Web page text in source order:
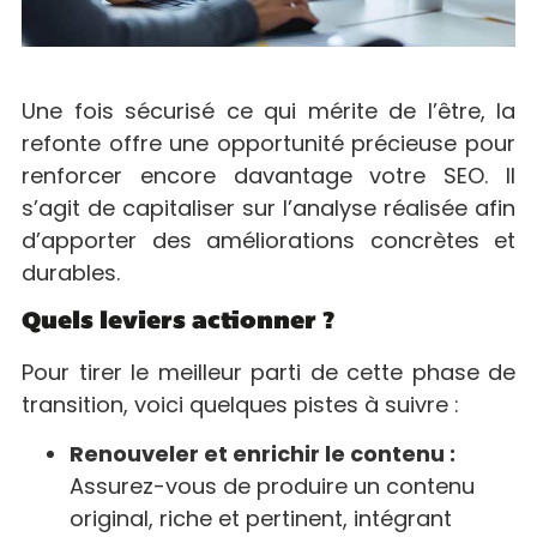
Une fois sécurisé ce qui mérite de l’être, la
refonte offre une opportunité précieuse pour
renforcer encore davantage votre SEO. Il
s’agit de capitaliser sur l’analyse réalisée afin
d’apporter des améliorations concrètes et
durables.
Quels leviers actionner ?
Pour tirer le meilleur parti de cette phase de
transition, voici quelques pistes à suivre :
Renouveler et enrichir le contenu :
Assurez-vous de produire un contenu
original, riche et pertinent, intégrant